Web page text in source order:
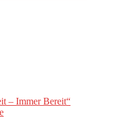
– Immer Bereit“